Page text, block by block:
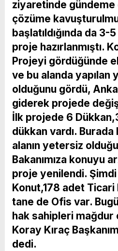
ziyaretinde gündeme
çözüme
başlatıldığında da
proje hazırlanmıştı.
Projeyi gördüğünde
ve bu alanda yapılan
olduğunu gördü,
giderek projede
İlk projede 6
dükkan vardı.
alanın yetersiz
Bakanımıza konuyu
proje yenilendi. Şimdi
Konut,178 adet Ticari
tane de Ofis var.
hak sahipleri mağdur
Koray Kıraç
dedi.